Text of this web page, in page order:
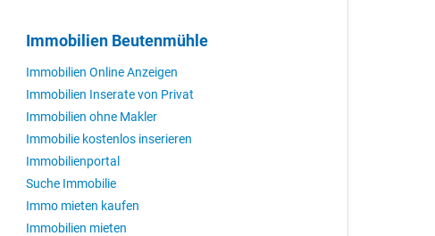
Immobilien Beutenmühle
Immobilien Online Anzeigen
Immobilien Inserate von Privat
Immobilien ohne Makler
Immobilie kostenlos inserieren
Immobilienportal
Suche Immobilie
Immo mieten kaufen
Immobilien mieten